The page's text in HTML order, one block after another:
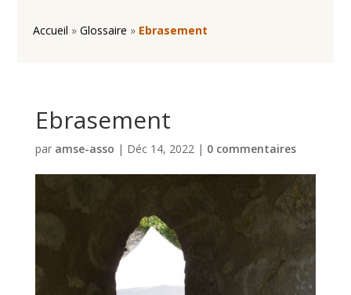
Accueil »Glossaire » Ebrasement
Ebrasement
par amse-asso | Déc 14, 2022| 0 commentaires